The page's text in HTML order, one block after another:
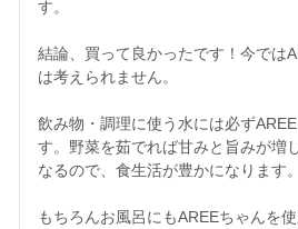
す。
結論、買って良かったです！今では
は考えられません。
飲み物・調理に使う水には必ず
す。野菜を茹でれば甘みと旨みが増
なるので、食生活が豊かになります。
もちろんお風呂にもAREEちゃんを